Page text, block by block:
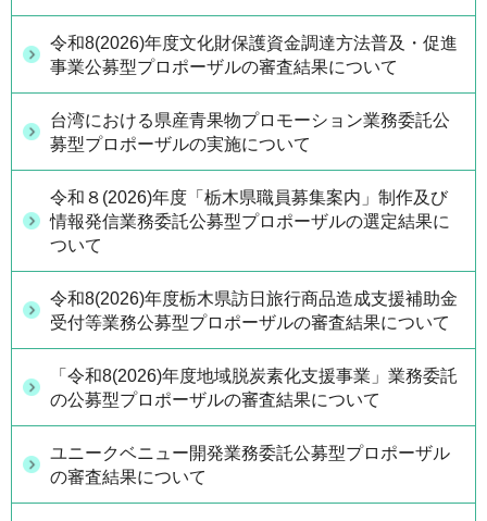
令和8(2026)年度文化財保護資金調達方法普及・促進
事業公募型プロポーザルの審査結果について
台湾における県産青果物プロモーション業務委託公
募型プロポーザルの実施について
令和８(2026)年度「栃木県職員募集案内」制作及び
情報発信業務委託公募型プロポーザルの選定結果に
ついて
令和8(2026)年度栃木県訪日旅行商品造成支援補助金
受付等業務公募型プロポーザルの審査結果について
「令和8(2026)年度地域脱炭素化支援事業」業務委託
の公募型プロポーザルの審査結果について
ユニークベニュー開発業務委託公募型プロポーザル
の審査結果について